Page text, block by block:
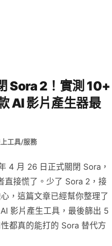
Sora 2！實測 10+
AI 影片產生器最
工具/服務
4 月 26 日正式關閉 Sora，
直接慌了。少了 Sora 2，接
，這篇文章已經幫你整理了
影片產生工具，最後篩出 5
都真的能打的 Sora 替代方